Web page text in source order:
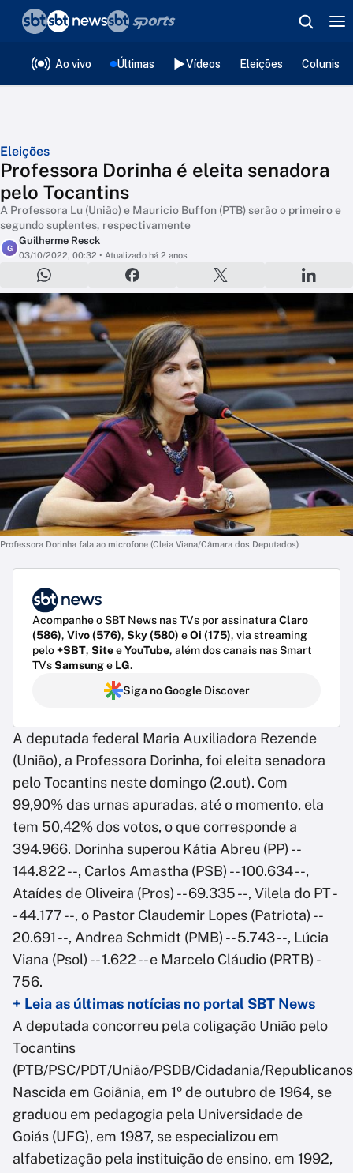
Ao vivo Últimas Vídeos Eleições
Eleições
Professora Dorinha é eleita senadora
pelo Tocantins
A Professora Lu (União) e Mauricio Buffon (PTB) serão o primeiro e
segundo suplentes, respectivamente
G
Guilherme Resck
03/10/2022, 00:32 • Atualizado há 2 anos
Professora Dorinha fala ao microfone (Cleia Viana/Câmara dos Deputados)
Acompanhe o SBT News nas TVs por assinatura Claro
(586), Vivo (576), Sky (580) eOi (175), via streaming
pelo+SBT, SiteeYouTube, além dos canais nas Smart
TVsSamsunge LG.
Siga no Google Discover
A deputada federal Maria Auxiliadora Rezende
(União), a Professora Dorinha, foi eleita senadora
pelo Tocantins neste domingo (2.out). Com
99,90% das urnas apuradas, até o momento, ela
tem 50,42% dos votos, o que corresponde a
394.966. Dorinha superou Kátia Abreu (PP) --
144.822 --, Carlos Amastha (PSB) -- 100.634 --,
Ataídes de Oliveira (Pros) -- 69.335 --, Vilela do PT -
- 44.177 --, o Pastor Claudemir Lopes (Patriota) --
20.691 --, Andrea Schmidt (PMB) -- 5.743 --, Lúcia
Viana (Psol) -- 1.622 -- e Marcelo Cláudio (PRTB) -
756.
+ Leia as últimas notícias no portal SBT News
A deputada concorreu pela coligação União pelo
Tocantins
(PTB/PSC/PDT/União/PSDB/Cidadania/
Nascida em Goiânia, em 1º de outubro de 1964, se
graduou em pedagogia pela Universidade de
Goiás (UFG), em 1987, se especializou em
alfabetização pela instituição de ensino, em 1992,
❮voltar
Editorias